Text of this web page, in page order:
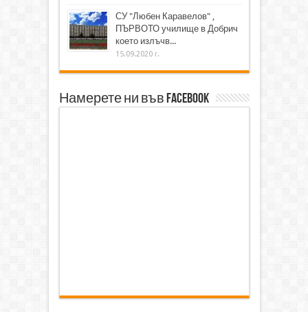
СУ "Любен Каравелов" ,
ПЪРВОТО училище в Добрич
което излъчв...
15.09.2020 г.
Намерете ни във Facebook